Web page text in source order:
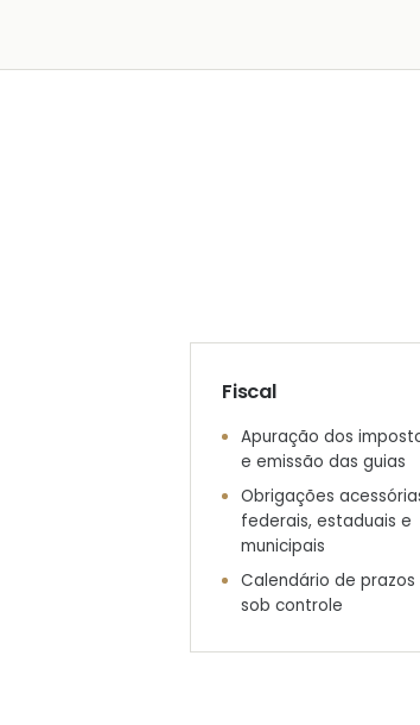
Fiscal
Apuração dos
e emissão das guias
Obrigações
federais, estaduais e
municipais
Calendário de prazos
sob controle